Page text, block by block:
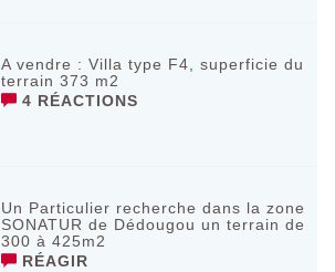
A vendre : Villa type F4, superficie du
terrain 373 m2
4 RÉACTIONS
Un Particulier recherche dans la zone
SONATUR de Dédougou un terrain de
300 à 425m2
RÉAGIR